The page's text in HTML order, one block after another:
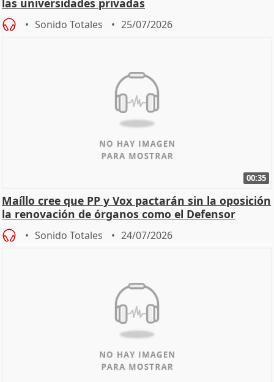
las universidades privadas
Sonido Totales 25/07/2026
00:35
Maíllo cree que PP y Vox pactarán sin la oposición
la renovación de órganos como el Defensor
Sonido Totales 24/07/2026